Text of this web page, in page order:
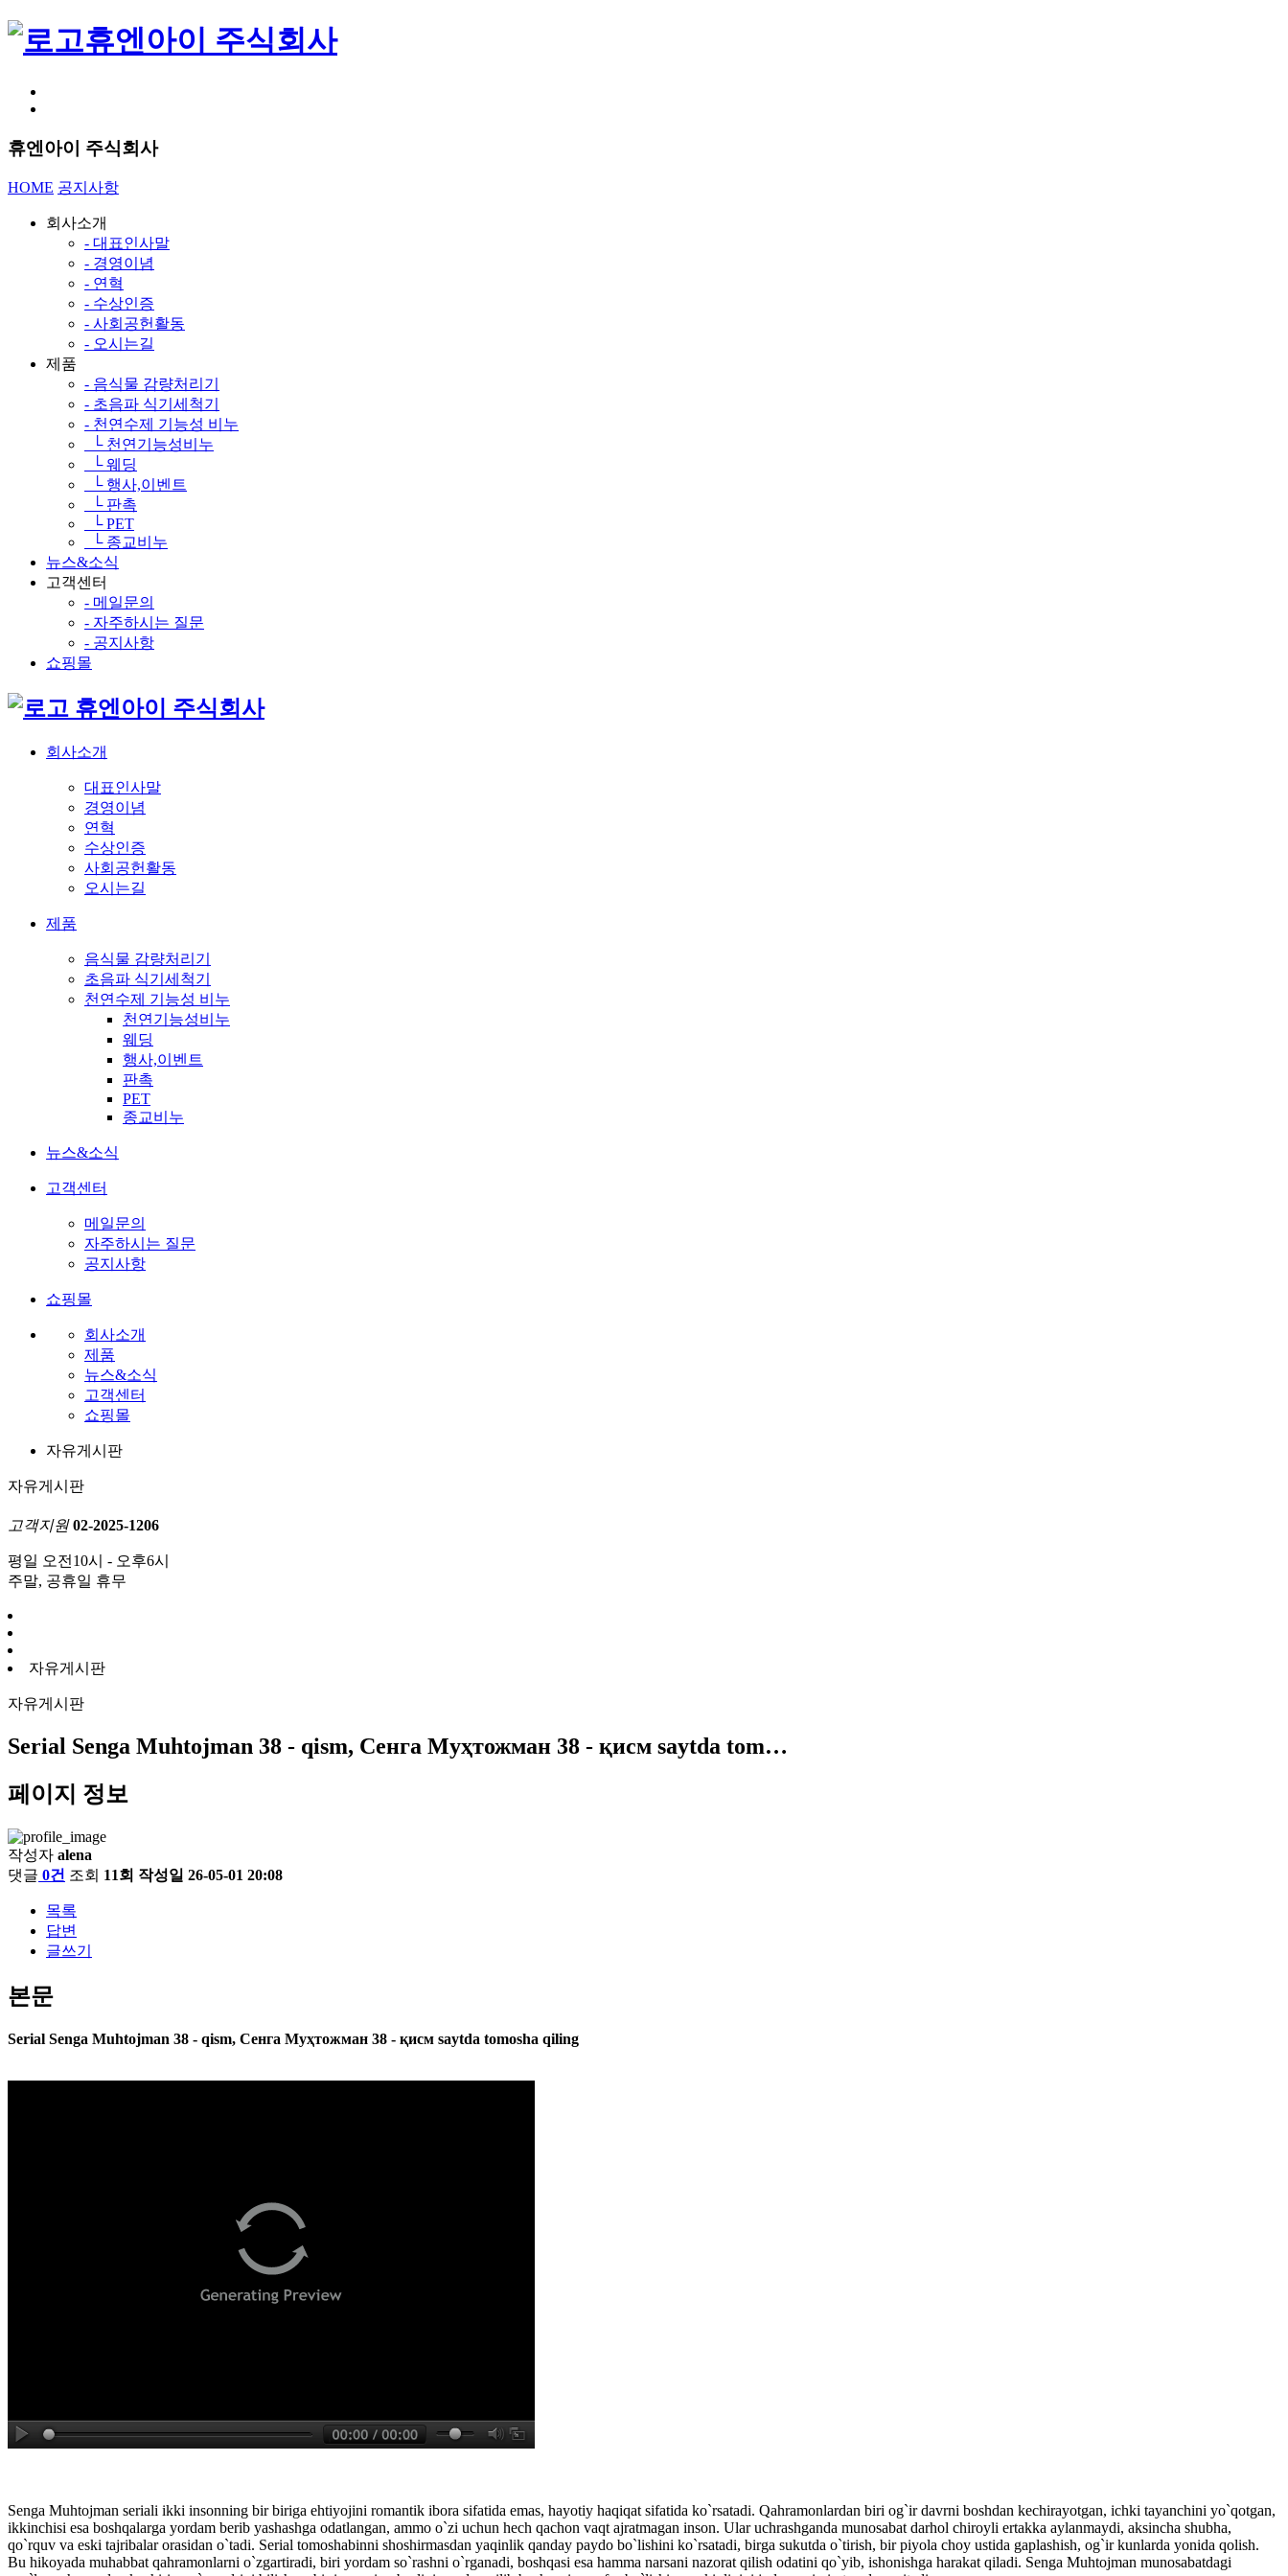
휴엔아이 주식회사
휴엔아이 주식회사
HOME 공지사항
회사소개
- 대표인사말
- 경영이념
- 연혁
- 수상인증
- 사회공헌활동
- 오시는길
제품
- 음식물 감량처리기
- 초음파 식기세척기
- 천연수제 기능성 비누
└ 천연기능성비누
└ 웨딩
└ 행사,이벤트
└ 판촉
└ PET
└ 종교비누
뉴스&소식
고객센터
- 메일문의
- 자주하시는 질문
- 공지사항
쇼핑몰
휴엔아이 주식회사
회사소개
대표인사말
경영이념
연혁
수상인증
사회공헌활동
오시는길
제품
음식물 감량처리기
초음파 식기세척기
천연수제 기능성 비누
천연기능성비누
웨딩
행사,이벤트
판촉
PET
종교비누
뉴스&소식
고객센터
메일문의
자주하시는 질문
공지사항
쇼핑몰
회사소개
제품
뉴스&소식
고객센터
쇼핑몰
자유게시판
자유게시판
고객지원 02-2025-1206
평일 오전10시 - 오후6시
주말, 공휴일 휴무
자유게시판
자유게시판
Serial Senga Muhtojman 38 - qism, Сенга Муҳтожман 38 - қисм saytda tom…
페이지 정보
작성자 alena
댓글 0건 조회 11회 작성일 26-05-01 20:08
목록
답변
글쓰기
본문
Serial Senga Muhtojman 38 - qism, Сенга Муҳтожман 38 - қисм saytda tomosha qiling
Senga Muhtojman seriali ikki insonning bir biriga ehtiyojini romantik ibora sifatida emas, hayotiy haqiqat sifatida ko`rsatadi. Qahramonlardan biri og`ir davrni boshdan kechirayotgan, ichki tayanchini yo`qotgan,
ikkinchisi esa boshqalarga yordam berib yashashga odatlangan, ammo o`zi uchun hech qachon vaqt ajratmagan inson. Ular uchrashganda munosabat darhol chiroyli ertakka aylanmaydi, aksincha shubha,
qo`rquv va eski tajribalar orasidan o`tadi. Serial tomoshabinni shoshirmasdan yaqinlik qanday paydo bo`lishini ko`rsatadi, birga sukutda o`tirish, bir piyola choy ustida gaplashish, og`ir kunlarda yonida qolish.
Bu hikoyada muhabbat qahramonlarni o`zgartiradi, biri yordam so`rashni o`rganadi, boshqasi esa hamma narsani nazorat qilish odatini qo`yib, ishonishga harakat qiladi. Senga Muhtojman munosabatdagi